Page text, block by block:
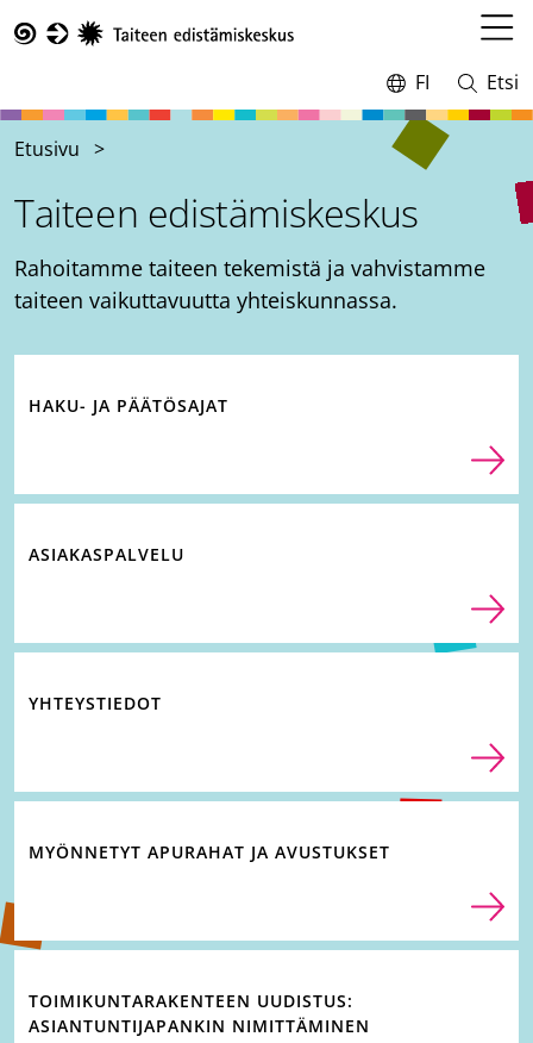
pääsisältöön
valikko
Vaihda
kieltä,
nykyinen
kieli:
FI
Avaa
ja
Etsi
Etusivu
Taiteen edistämiskeskus
Rahoitamme taiteen tekemistä ja vahvistamme
taiteen vaikuttavuutta yhteiskunnassa.
HAKU- JA PÄÄTÖSAJAT
ASIAKASPALVELU
YHTEYSTIEDOT
MYÖNNETYT APURAHAT JA AVUSTUKSET
TOIMIKUNTARAKENTEEN UUDISTUS:
ASIANTUNTIJAPANKIN NIMITTÄMINEN